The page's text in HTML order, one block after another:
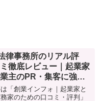
律事務所のリアル評
徹底レビュー｜起業家
主のPR・集客に強い
から語る
「創業インフォ｜起業家と
家のための口コミ・評判」